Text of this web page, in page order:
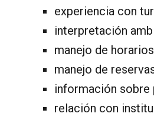
experiencia con
interpretación
manejo de
manejo de
información sobre
relación con